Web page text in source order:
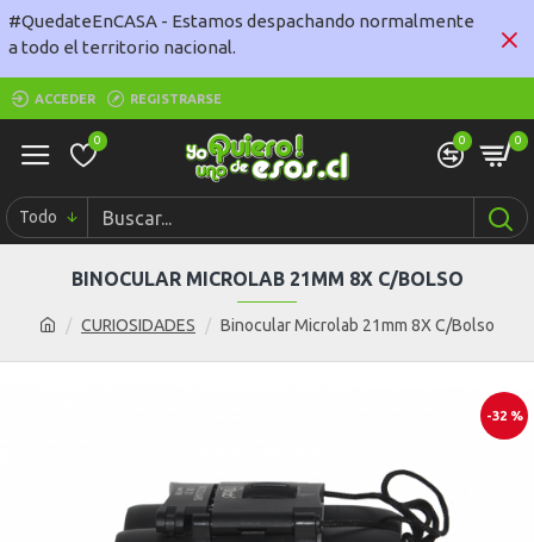
#QuedateEnCASA - Estamos despachando normalmente
a todo el territorio nacional.
ACCEDER REGISTRARSE
0 0 0
Todo
CURIOSIDADES Binocular Microlab 21mm 8X C/Bolso
BINOCULAR MICROLAB 21MM 8X C/BOLSO
-32 %